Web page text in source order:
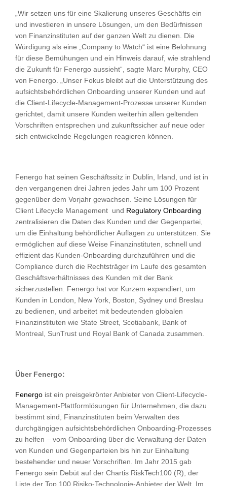
„Wir setzen uns für eine Skalierung unseres Geschäfts ein
und investieren in unsere Lösungen, um den Bedürfnissen
von Finanzinstituten auf der ganzen Welt zu dienen. Die
Würdigung als eine „Company to Watch“ ist eine Belohnung
für diese Bemühungen und ein Hinweis darauf, wie strahlend
die Zukunft für Fenergo aussieht“, sagte Marc Murphy, CEO
von Fenergo. „Unser Fokus bleibt auf die Unterstützung des
aufsichtsbehördlichen Onboarding unserer Kunden und auf
die Client-Lifecycle-Management-Prozesse unserer Kunden
gerichtet, damit unsere Kunden weiterhin allen geltenden
Vorschriften entsprechen und zukunftssicher auf neue oder
sich entwickelnde Regelungen reagieren können.
Fenergo hat seinen Geschäftssitz in Dublin, Irland, und ist in
den vergangenen drei Jahren jedes Jahr um 100 Prozent
gegenüber dem Vorjahr gewachsen. Seine Lösungen für
Client Lifecycle Management und Regulatory Onboarding
zentralisieren die Daten des Kunden und der Gegenpartei,
um die Einhaltung behördlicher Auflagen zu unterstützen. Sie
ermöglichen auf diese Weise Finanzinstituten, schnell und
effizient das Kunden-Onboarding durchzuführen und die
Compliance durch die Rechtsträger im Laufe des gesamten
Geschäftsverhältnisses des Kunden mit der Bank
sicherzustellen. Fenergo hat vor Kurzem expandiert, um
Kunden in London, New York, Boston, Sydney und Breslau
zu bedienen, und arbeitet mit bedeutenden globalen
Finanzinstituten wie State Street, Scotiabank, Bank of
Montreal, SunTrust und Royal Bank of Canada zusammen.
Über Fenergo:
Fenergo ist ein preisgekrönter Anbieter von Client-Lifecycle-
Management-Plattformlösungen für Unternehmen, die dazu
bestimmt sind, Finanzinstituten beim Verwalten des
durchgängigen aufsichtsbehördlichen Onboarding-Prozesses
zu helfen – vom Onboarding über die Verwaltung der Daten
von Kunden und Gegenparteien bis hin zur Einhaltung
bestehender und neuer Vorschriften. Im Jahr 2015 gab
Fenergo sein Debüt auf der Chartis RiskTech100 (R), der
Liste der Top 100 Risiko-Technologie-Anbieter der Welt. Im